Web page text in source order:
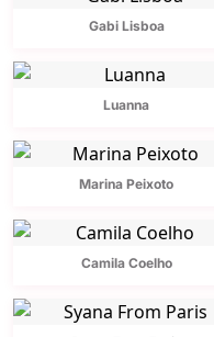
Gabi Lisboa
Luanna
Marina Peixoto
Camila Coelho